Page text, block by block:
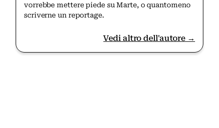
vorrebbe mettere piede su Marte, o quantomeno
scriverne un reportage.
Vedi altro dell'autore →